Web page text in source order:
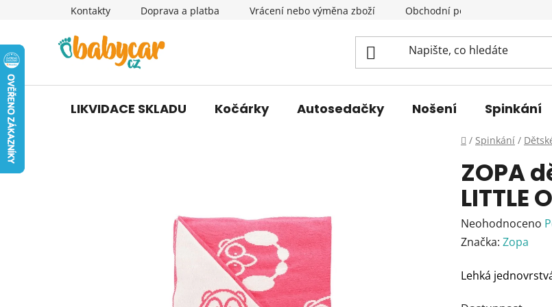
Kontakty Doprava a platba Vrácení nebo výměna zboží Obchodní podmínky
LIKVIDACE SKLADU Kočárky Autosedačky Nošení Spinkání
Domů
/ Spinkání /
ZOPA
LITTLE
Průměrné
hodnocení
je
Neohodnoceno
Značka: Zopa
Lehká